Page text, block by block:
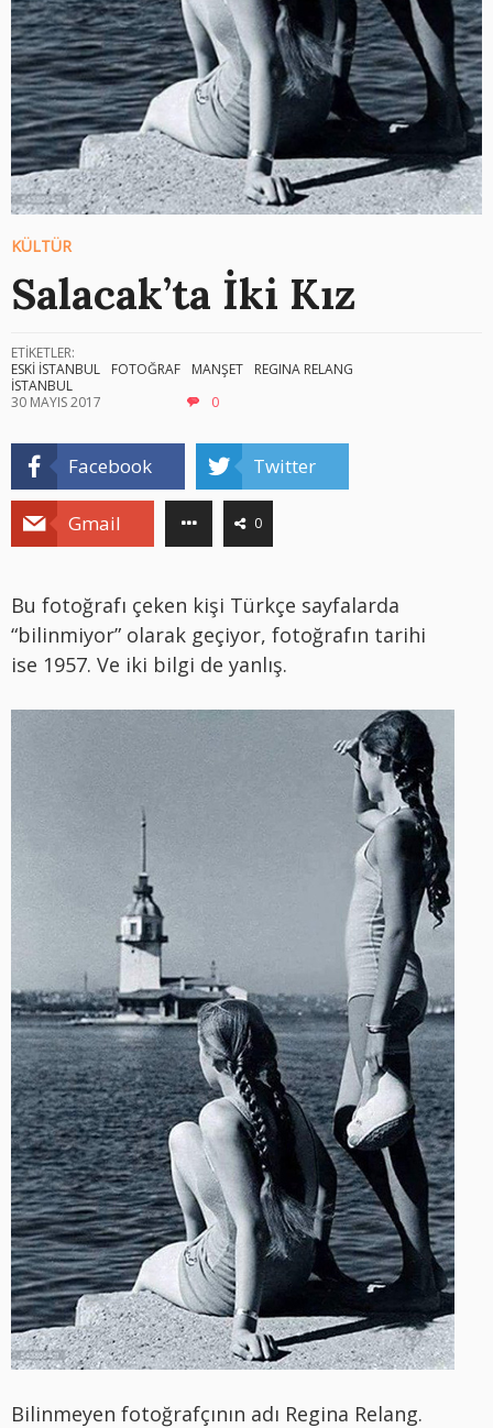
KÜLTÜR
Salacak’ta İki Kız
ETİKETLER:
ESKİ İSTANBUL
FOTOĞRAF MANŞET
REGINA RELANG
İSTANBUL
30 MAYIS 2017
0
Facebook Twitter
Gmail 0
Bu fotoğrafı çeken kişi Türkçe sayfalarda
“bilinmiyor” olarak geçiyor, fotoğrafın tarihi
ise 1957. Ve iki bilgi de yanlış.
Bilinmeyen fotoğrafçının adı Regina Relang.